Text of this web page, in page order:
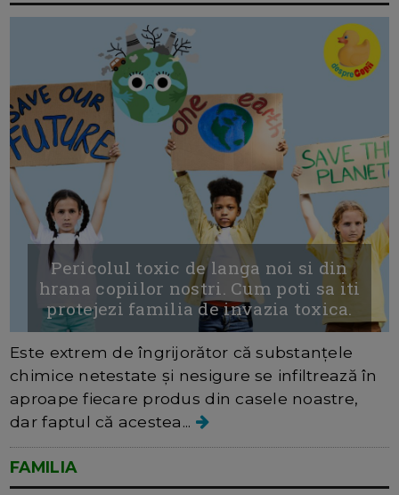
Pericolul toxic de langa noi si din
hrana copiilor nostri. Cum poti sa iti
protejezi familia de invazia toxica.
Este extrem de îngrijorător că substanțele
chimice netestate și nesigure se infiltrează în
aproape fiecare produs din casele noastre,
dar faptul că acestea...
FAMILIA